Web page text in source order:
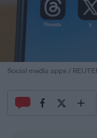
Social media apps /